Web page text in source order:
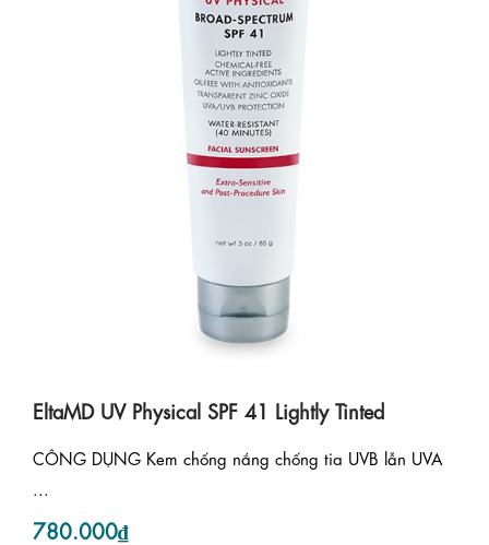
EltaMD UV Physical SPF 41 Lightly Tinted
CÔNG DỤNG Kem chống nắng chống tia UVB lẫn UVA
...
780.000₫